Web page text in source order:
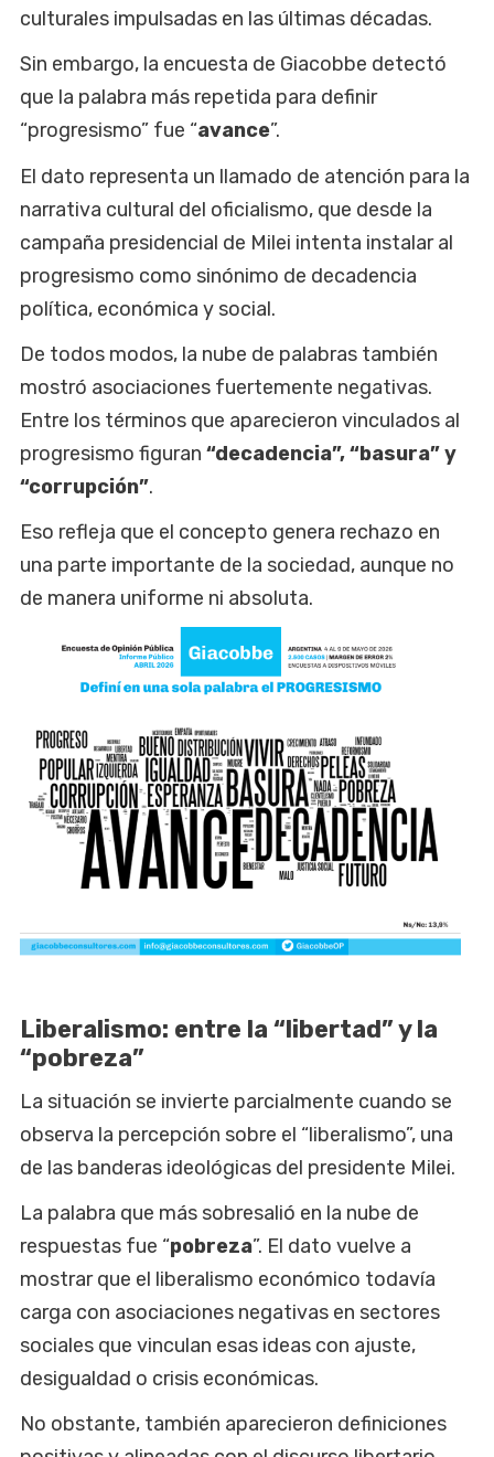
culturales impulsadas en las últimas décadas.
Sin embargo, la encuesta de Giacobbe detectó
que la palabra más repetida para definir
“progresismo” fue “avance”.
El dato representa un llamado de atención para la
narrativa cultural del oficialismo, que desde la
campaña presidencial de Milei intenta instalar al
progresismo como sinónimo de decadencia
política, económica y social.
De todos modos, la nube de palabras también
mostró asociaciones fuertemente negativas.
Entre los términos que aparecieron vinculados al
progresismo figuran “decadencia”, “basura” y
“corrupción”.
Eso refleja que el concepto genera rechazo en
una parte importante de la sociedad, aunque no
de manera uniforme ni absoluta.
Liberalismo: entre la “libertad” y la
“pobreza”
La situación se invierte parcialmente cuando se
observa la percepción sobre el “liberalismo”, una
de las banderas ideológicas del presidente Milei.
La palabra que más sobresalió en la nube de
respuestas fue “pobreza”. El dato vuelve a
mostrar que el liberalismo económico todavía
carga con asociaciones negativas en sectores
sociales que vinculan esas ideas con ajuste,
desigualdad o crisis económicas.
No obstante, también aparecieron definiciones